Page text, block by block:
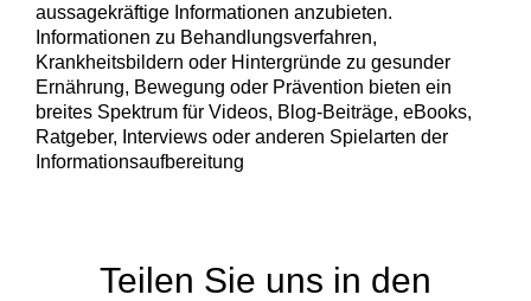
aussagekräftige Informationen anzubieten.
Informationen zu Behandlungsverfahren,
Krankheitsbildern oder Hintergründe zu gesunder
Ernährung, Bewegung oder Prävention bieten ein
breites Spektrum für Videos, Blog-Beiträge, eBooks,
Ratgeber, Interviews oder anderen Spielarten der
Informationsaufbereitung
Teilen Sie uns in den